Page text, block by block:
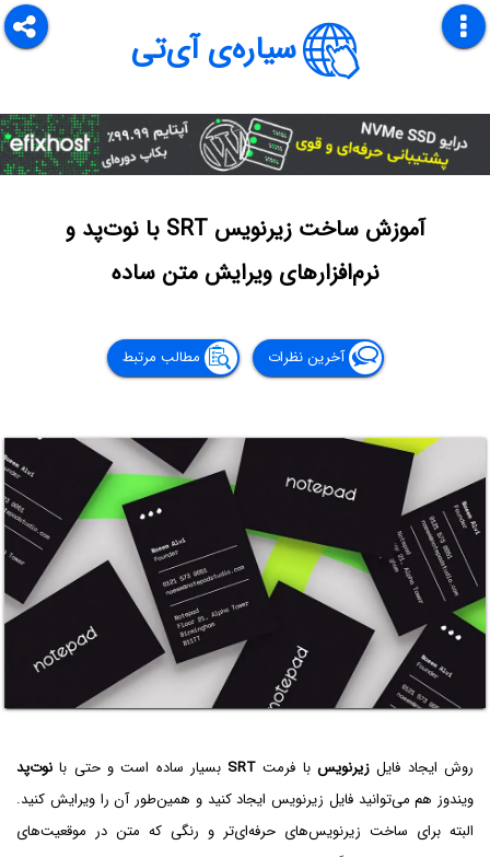
سیاره‌ی آی‌تی
آموزش ساخت زیرنویس SRT با نوت‌پد و
نرم‌افزارهای ویرایش متن ساده
آخرین نظرات مطالب مرتبط
روش ایجاد فایل زیرنویسبا فرمت SRT بسیار ساده است و حتی با نوت‌پد
ویندوز هم می‌توانید فایل زیرنویس ایجاد کنید و همین‌طور آن را ویرایش کنید.
البته برای ساخت زیرنویس‌های حرفه‌ای‌تر و رنگی که متن در موقعیت‌های